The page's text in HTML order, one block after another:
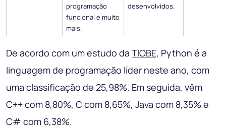
programação
funcional e muito
mais.
desenvolvidos.
De acordo com um estudo da TIOBE, Python é a
linguagem de programação líder neste ano, com
uma classificação de 25,98%. Em seguida, vêm
C++ com 8,80%, C com 8,65%, Java com 8,35% e
C# com 6,38%.